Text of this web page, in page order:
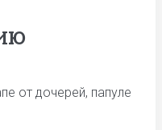
от дочерей, папуле